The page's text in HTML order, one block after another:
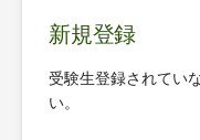
新規登録
受験生登録されてい
い。